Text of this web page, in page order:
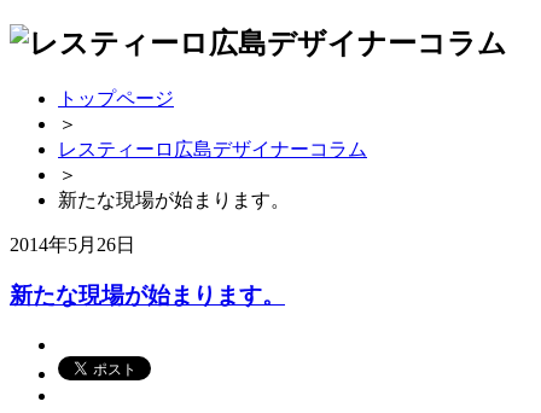
トップページ
＞
レスティーロ広島デザイナーコラム
＞
新たな現場が始まります。
2014年5月26日
新たな現場が始まります。